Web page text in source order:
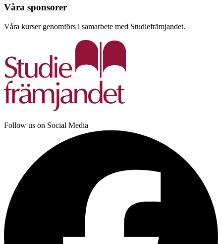
Våra sponsorer
Våra kurser genomförs i samarbete med Studiefrämjandet.
Follow us on Social Media